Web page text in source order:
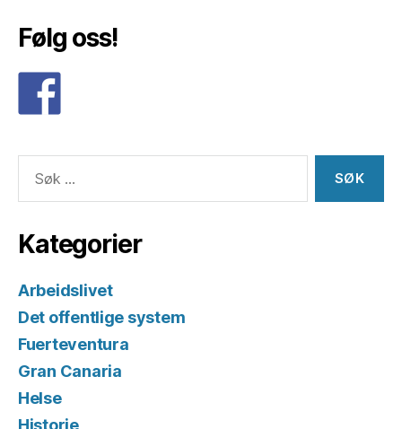
Følg oss!
etter:
Kategorier
Arbeidslivet
Det offentlige system
Fuerteventura
Gran Canaria
Helse